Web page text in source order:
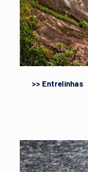
>> Entrelinhas